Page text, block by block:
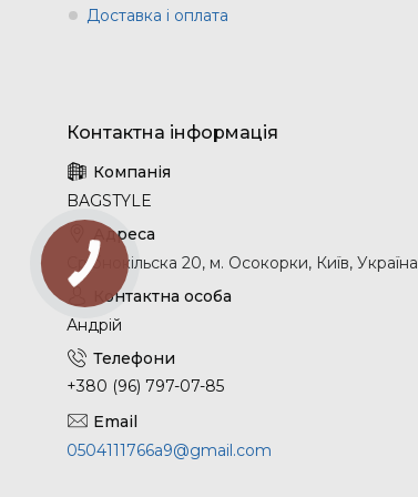
Доставка і оплата
BAGSTYLE
Срібнокільска 20, м. Осокорки, Київ, Україна
Андрій
+380 (96) 797-07-85
0504111766a9@gmail.com